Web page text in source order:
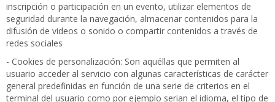
inscripción o participación en un evento, utilizar elementos de
seguridad durante la navegación, almacenar contenidos para la
difusión de videos o sonido o compartir contenidos a través de
redes sociales
- Cookies de personalización: Son aquéllas que permiten al
usuario acceder al servicio con algunas características de carácter
general predefinidas en función de una serie de criterios en el
terminal del usuario como por ejemplo serian el idioma, el tipo de